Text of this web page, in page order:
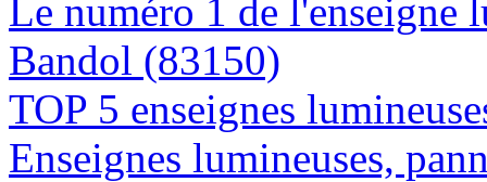
Le numéro 1 de l'enseigne
Bandol (83150)
TOP 5 enseignes
Enseignes lumineuses,